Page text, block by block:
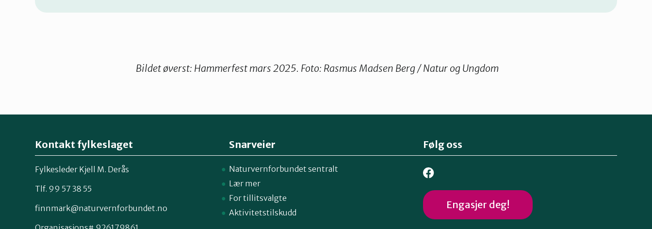
Bildet øverst: Hammerfest mars 2025. Foto: Rasmus Madsen Berg / Natur og Ungdom
Kontakt fylkeslaget
Fylkesleder Kjell M. Derås
Tlf. 99 57 38 55
finnmark@naturvernforbundet.no
Snarveier
Naturvernforbundet sentralt
Lær mer
For tillitsvalgte
Aktivitetstilskudd
Følg oss
Engasjer deg!